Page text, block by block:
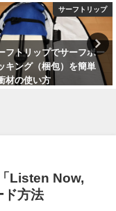
サーフトリップ
フトリップでサーフボー
キング（梱包）を簡単
材の使い方
Listen Now,
ド方法